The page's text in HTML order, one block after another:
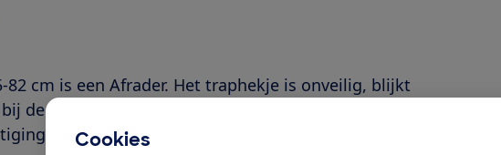
Cookies
82 cm is een Afrader. Het traphekje is onveilig, blijkt
de test met duwen en trekken én bij de botstest
kwam los en het hek schoot open.'